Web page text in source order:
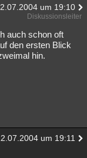
um 19:10
Diskussionsleiter
auch schon oft
den ersten Blick
hin.
um 19:11